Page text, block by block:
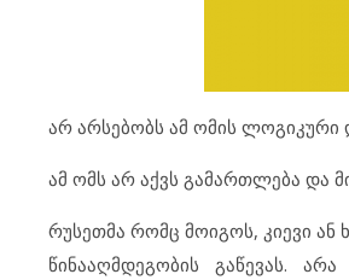
არ არსებობს ამ ომის ლოგიკური
ამ ომს არ აქვს გამართლება და
რუსეთმა რომც მოიგოს, კიევი
წინააღმდეგობის გაწევას.